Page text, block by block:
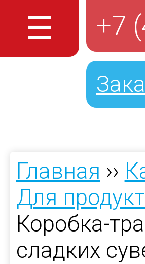
☰ +7
Главная ››
Для
Коробка-
сладких